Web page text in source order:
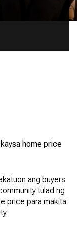
home price
ang buyers
tulad ng
price para makita